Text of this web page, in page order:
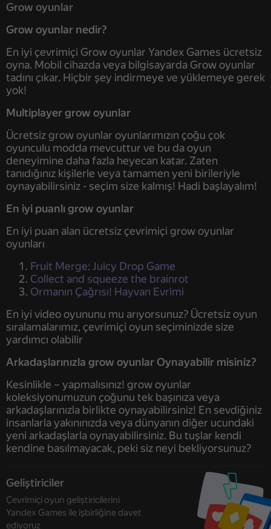
Grow oyunlar
Grow oyunlar nedir?
En iyi çevrimiçi Grow oyunlar Yandex Games ücretsiz
oyna. Mobil cihazda veya bilgisayarda Grow oyunlar
tadını çıkar. Hiçbir şey indirmeye ve yüklemeye gerek
yok!
Multiplayer grow oyunlar
Ücretsiz grow oyunlar oyunlarımızın çoğu çok
oyunculu modda mevcuttur ve bu da oyun
deneyimine daha fazla heyecan katar. Zaten
tanıdığınız kişilerle veya tamamen yeni birileriyle
oynayabilirsiniz - seçim size kalmış! Hadi başlayalım!
En iyi puanlı grow oyunlar
En iyi puan alan ücretsiz çevrimiçi grow oyunlar
oyunları
Fruit Merge: Juicy Drop Game
Collect and squeeze the brainrot
Ormanın Çağrısı! Hayvan Evrimi
En iyi video oyununu mu arıyorsunuz? Ücretsiz oyun
sıralamalarımız, çevrimiçi oyun seçiminizde size
yardımcı olabilir
Arkadaşlarınızla grow oyunlar Oynayabilir misiniz?
Kesinlikle – yapmalısınız! grow oyunlar
koleksiyonumuzun çoğunu tek başınıza veya
arkadaşlarınızla birlikte oynayabilirsiniz! En sevdiğiniz
insanlarla yakınınızda veya dünyanın diğer ucundaki
yeni arkadaşlarla oynayabilirsiniz. Bu tuşlar kendi
kendine basılmayacak, peki siz neyi bekliyorsunuz?
Geliştiriciler
Çevrimiçi oyun geliştiricilerini
Yandex Games ile işbirliğine davet
ediyoruz